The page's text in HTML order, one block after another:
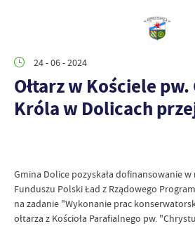
24 - 06 - 2024
Ołtarz w Kościele
Króla w Dolicach
Gmina Dolice pozyskała dofinansowanie w
Funduszu Polski Ład z Rządowego
na zadanie "Wykonanie prac
ołtarza z Kościoła Parafialnego pw.